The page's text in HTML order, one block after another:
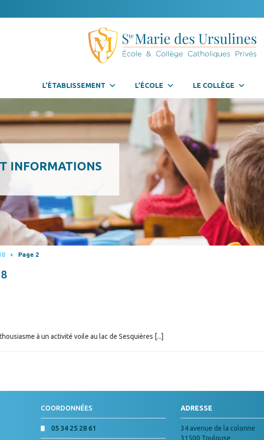
L’ÉTABLISSEMENT L’ÉCOLE LE COLLÈGE
INFORMATIONS
Page 2
à un activité voile au lac de Sesquières [...]
COORDONNÉES
05 34 25 28 61
ADRESSE
34 avenue de la colonne
31500 Toulouse